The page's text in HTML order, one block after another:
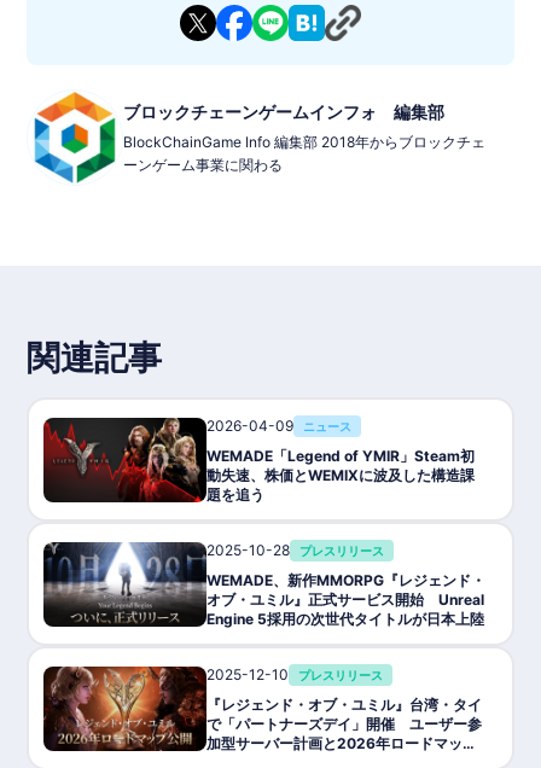
栄光を競い合います。戦闘で得た報酬や装備はNFT化され、取引
や資産運用が可能です。
ゲーム内で獲得したG-WEMIXをWEMIXトークンと1:1で交換可
・高品質グラフィック
Unreal Engine 5によるリアルで没入感のあるビジュアル。
ゲームタイトル: Legend of YMIR
ジャンル: MMORPG
対応機種: PC / モバイル
価格: 基本プレイ無料（アイテム課金あり）
開発状況: 2025年10月28日グローバルリリース予定
P2E対応: 対応（G-WEMIX→WEMIX交換可）
ブロックチェーン: WEMIX
トークン: G-WEMIX, YMT, YMC
NFT: 装備・アイテム・キャラクター
公式Wiki: https://w.atwiki.jp/legendofymir/
ブロックチェーンゲームインフォ 編集部
BlockChainGame Info 編集部 2018年からブロックチェ
ーンゲーム事業に関わる
関連記事
2026-04-09 ニュース
WEMADE「Legend of YMIR」Steam初
動失速、株価とWEMIXに波及した構造課
題を追う
2025-10-28 プレスリリース
WEMADE、新作MMORPG『レジェンド・
オブ・ユミル』正式サービス開始 Unreal
Engine 5採用の次世代タイトルが日本上陸
2025-12-10 プレスリリース
『レジェンド・オブ・ユミル』台湾・タイ
で「パートナーズデイ」開催 ユーザー参
加型サーバー計画と2026年ロードマップ